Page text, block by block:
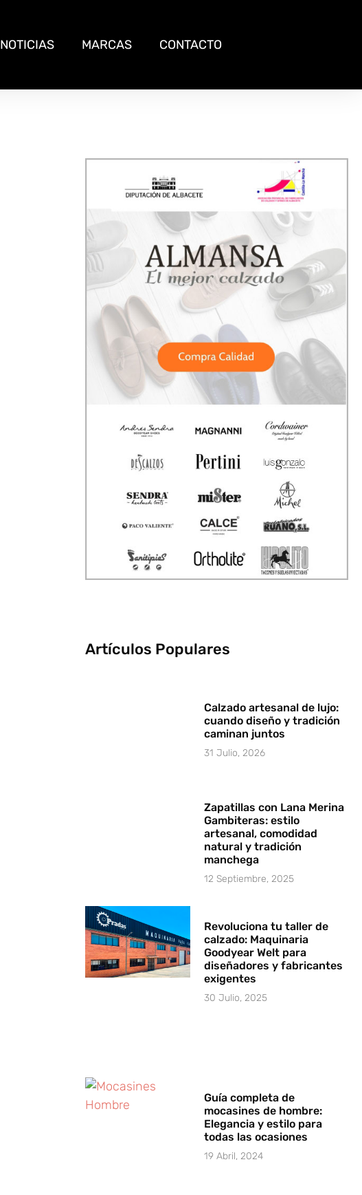
NOTICIAS MARCAS CONTACTO
Artículos Populares
Calzado artesanal de lujo:
cuando diseño y tradición
caminan juntos
31 Julio, 2026
Zapatillas con Lana Merina
Gambiteras: estilo
artesanal, comodidad
natural y tradición
manchega
12 Septiembre, 2025
Revoluciona tu taller de
calzado: Maquinaria
Goodyear Welt para
diseñadores y fabricantes
exigentes
30 Julio, 2025
Guía completa de
mocasines de hombre:
Elegancia y estilo para
todas las ocasiones
19 Abril, 2024